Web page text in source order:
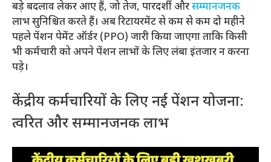
बड़े बदलाव लेकर आए हैं, जो तेज, पारदर्शी औरसम्मानजनक
लाभ सुनिश्चित करते हैं। अब रिटायरमेंट से कम से कम दो महीने
पहले पेंशन पेमेंट ऑर्डर (PPO) जारी किया जाएगा ताकि किसी
भी कर्मचारी को अपने पेंशन लाभों के लिए लंबा इंतजार न करना
पड़े।
केंद्रीय कर्मचारियों के लिए नई पेंशन योजना:
त्वरित और सम्मानजनक लाभ